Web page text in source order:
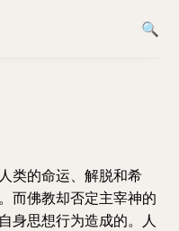
类的命运、解脱和希
而佛教却否定主宰神的
身思想行为造成的。人